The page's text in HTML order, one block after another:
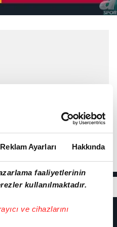
Reklam Ayarları Hakkında
faaliyetlerinin
kullanılmaktadır.
ve cihazlarını